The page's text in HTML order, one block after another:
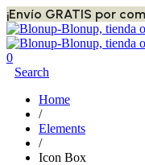
¡Envío GRATIS por
0
Search
Home
/
Elements
/
Icon Box